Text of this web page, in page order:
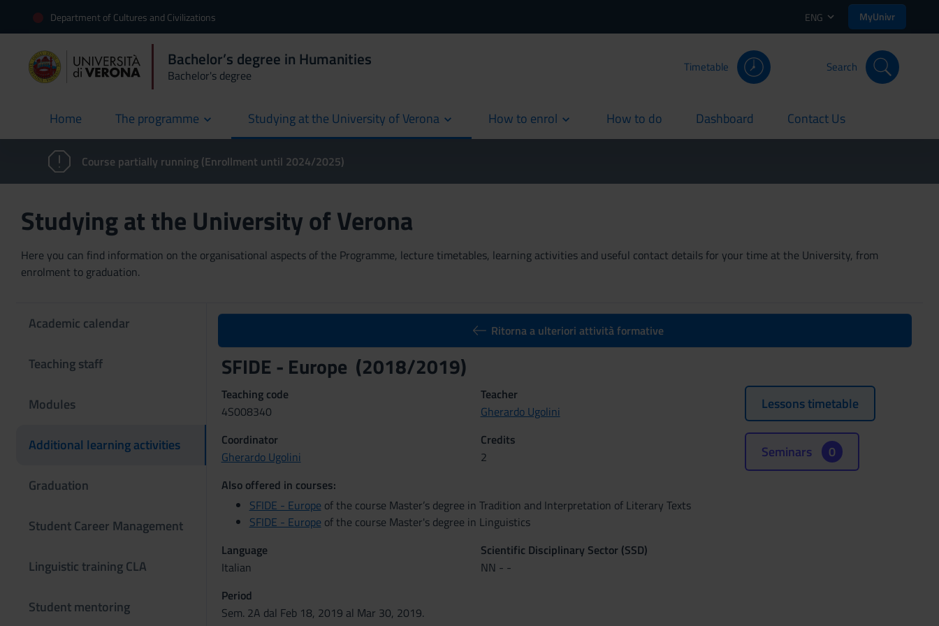
Department of Cultures and Civilizations ENG MyUnivr
Bachelor’s degree in Humanities
Bachelor's degree
Timetable Search
Home
current The programme Studying at the University of Verona How to enrol How to do
current Dashboard
current Contact Us
current
Course partially running (Enrollment until 2024/2025)
Studying at the University of Verona
Here you can find information on the organisational aspects of the Programme, lecture timetables, learning activities and useful contact details for your time at the University, from
enrolment to graduation.
Academic calendar
Teaching staff
Modules
Additional learning activities
Graduation
Student Career Management
Linguistic training CLA
Student mentoring
Ritorna a ulteriori attività formative
SFIDE - Europe (2018/2019)
Teaching code
4S008340
Teacher
Gherardo Ugolini
Coordinator
Gherardo Ugolini
Credits
2
Also offered in courses:
SFIDE - Europe of the course Master’s degree in Tradition and Interpretation of Literary Texts
SFIDE - Europe of the course Master's degree in Linguistics
Language
Italian
Scientific Disciplinary Sector (SSD)
NN - -
Period
Sem. 2A dal Feb 18, 2019 al Mar 30, 2019.
Lessons timetable
Seminars 0